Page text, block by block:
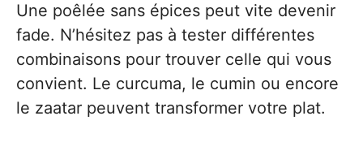
Une poêlée sans épices peut vite devenir
fade. N’hésitez pas à tester différentes
combinaisons pour trouver celle qui vous
convient. Le curcuma, le cumin ou encore
le zaatar peuvent transformer votre plat.